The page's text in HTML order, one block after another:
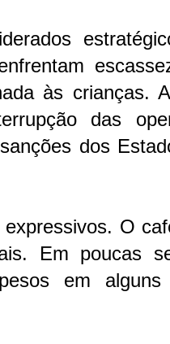
às crianças.
das
dos
O
Em poucas
em alguns